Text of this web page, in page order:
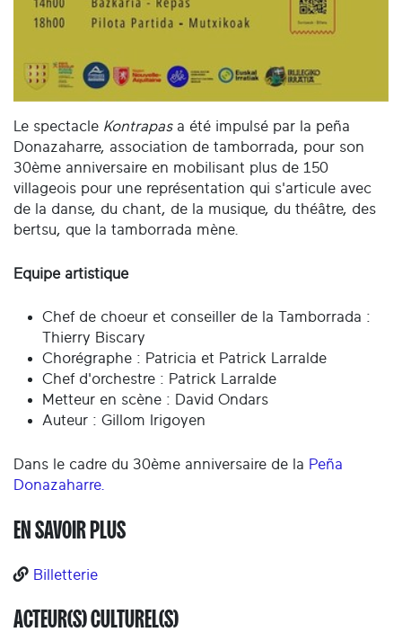
Le spectacle Kontrapasa été impulsé par la peña
Donazaharre, association de tamborrada, pour son
30ème anniversaire en mobilisant plus de 150
villageois pour une représentation qui s'articule avec
de la danse, du chant, de la musique, du théâtre, des
bertsu, que la tamborrada mène.
Equipe artistique
Chef de choeur et conseiller de la Tamborrada :
Thierry Biscary
Chorégraphe : Patricia et Patrick Larralde
Chef d'orchestre : Patrick Larralde
Metteur en scène : David Ondars
Auteur : Gillom Irigoyen
Dans le cadre du 30ème anniversaire de la Peña
Donazaharre.
EN SAVOIR PLUS
Billetterie
ACTEUR(S) CULTUREL(S)